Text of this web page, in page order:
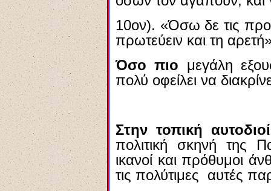
10ον). «Όσω δε τις
πρωτεύειν και τη
Όσο πιο μεγάλη
πολύ οφείλει να
Στην τοπική
πολιτική σκηνή της
ικανοί και πρόθυμοι
τις πολύτιμες αυτές